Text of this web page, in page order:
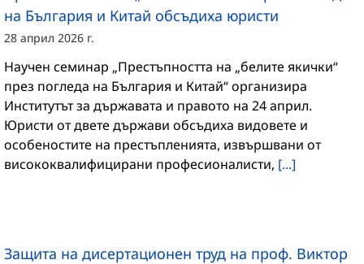
на България и Китай обсъдиха юристи
28 април 2026 г.
Научен семинар „Престъпността на „белите якички“
през погледа на България и Китай“ организира
Институтът за държавата и правото на 24 април.
Юристи от двете държави обсъдиха видовете и
особеностите на престъпленията, извършвани от
висококвалифицирани професионалисти, [...]
Защита на дисертационен труд на проф. Виктор